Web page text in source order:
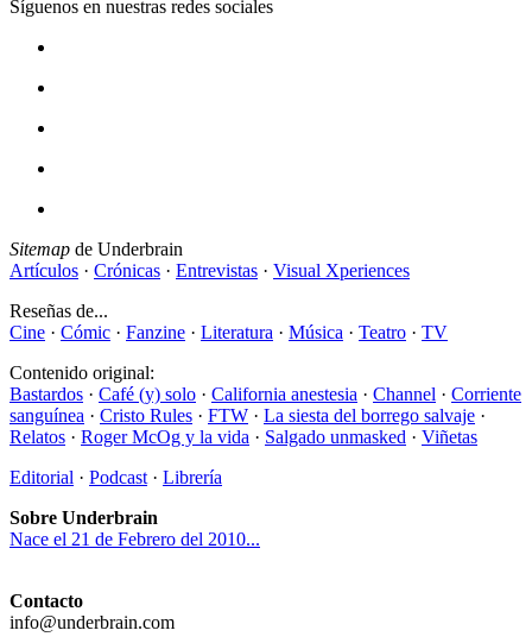
Síguenos en nuestras redes sociales
Sitemap de Underbrain
Artículos · Crónicas · Entrevistas · Visual Xperiences
Reseñas de...
Cine · Cómic · Fanzine · Literatura · Música · Teatro · TV
Contenido original:
Bastardos · Café (y) solo · California anestesia · Channel · Corriente
sanguínea · Cristo Rules · FTW · La siesta del borrego salvaje ·
Relatos · Roger McOg y la vida · Salgado unmasked · Viñetas
Editorial · Podcast · Librería
Sobre Underbrain
Nace el 21 de Febrero del 2010...
Contacto
info@underbrain.com